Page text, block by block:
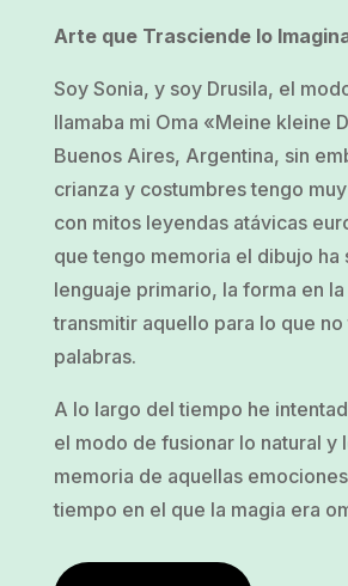
Arte que Trasciende lo
Soy Sonia, y soy Drusila, el
llamaba mi Oma «Meine kleine
Buenos Aires, Argentina, sin
crianza y costumbres tengo
con mitos leyendas atávicas
que tengo memoria el dibujo ha
lenguaje primario, la forma en
transmitir aquello para lo que
palabras.
A lo largo del tiempo he
el modo de fusionar lo natural y
memoria de aquellas
tiempo en el que la magia era